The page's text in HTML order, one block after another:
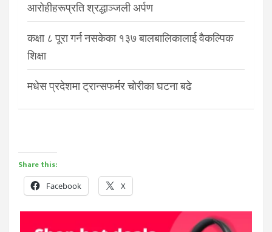
आरोहीहरूप्रति श्रद्धाञ्जली अर्पण
कक्षा ८ पूरा गर्न नसकेका १३७ बालबालिकालाई वैकल्पिक
शिक्षा
मधेस प्रदेशमा ट्रान्सफर्मर चोरीका घटना बढे
Share this:
Facebook X